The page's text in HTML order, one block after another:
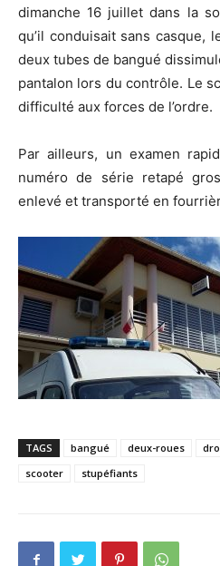
dimanche 16 juillet dans la
qu’il conduisait sans casque,
deux tubes de bangué
pantalon lors du contrôle. Le
difficulté aux forces de l’ordre.
Par ailleurs, un examen
numéro de série retapé
enlevé et transporté en
TAGS bangué deux-roues
scooter
stupéfiants